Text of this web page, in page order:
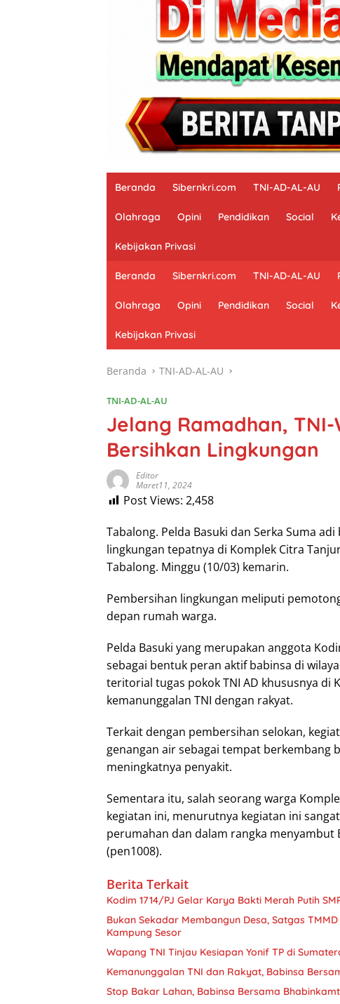
Beranda Sibernkri.com TNI-AD-AL-AU
Olahraga Opini Pendidikan Social
Kebijakan Privasi
Beranda Sibernkri.com TNI-AD-AL-AU
Olahraga Opini Pendidikan Social
Kebijakan Privasi
Beranda TNI-AD-AL-AU
TNI-AD-AL-AU
Jelang Ramadhan,
Bersihkan Lingkungan
Editor
Maret11, 2024
Post Views: 2,458
Tabalong. Pelda Basuki dan Serka Suma
lingkungan tepatnya di Komplek Citra
Tabalong. Minggu (10/03) kemarin.
Pembersihan lingkungan meliputi
depan rumah warga.
Pelda Basuki yang merupakan anggota
sebagai bentuk peran aktif babinsa di
teritorial tugas pokok TNI AD khususnya di
kemanunggalan TNI dengan rakyat.
Terkait dengan pembersihan selokan,
genangan air sebagai tempat berkembang
meningkatnya penyakit.
Sementara itu, salah seorang warga
kegiatan ini, menurutnya kegiatan ini
perumahan dan dalam rangka menyambut
(pen1008).
Berita Terkait
Kodim 1714/PJ Gelar Karya Bakti Merah Putih
Bukan Sekadar Membangun Desa, Satgas
Kampung Sesor
Wapang TNI Tinjau Kesiapan Yonif TP di
Kemanunggalan TNI dan Rakyat, Babinsa
Stop Bakar Lahan, Babinsa Bersama